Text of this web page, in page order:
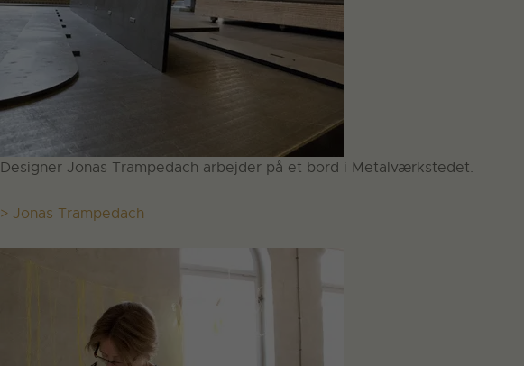
Designer Jonas Trampedach arbejder på et bord i Metalværkstedet.
> Jonas Trampedach